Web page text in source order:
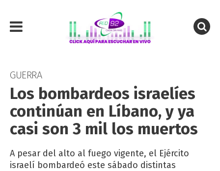
GUERRA
Los bombardeos israelíes
continúan en Líbano, y ya
casi son 3 mil los muertos
A pesar del alto al fuego vigente, el Ejército
israelí bombardeó este sábado distintas